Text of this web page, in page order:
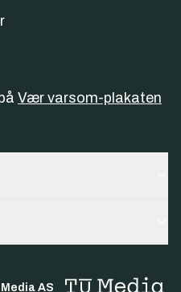
Vær varsom-plakaten
AS